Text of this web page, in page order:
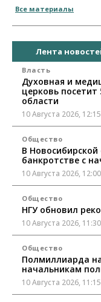
Все материалы
Лента
Власть
Духовная и
церковь посетит
области
10 Августа 2026, 12:15
Общество
В
банкротстве с
10 Августа 2026, 12:00
Общество
НГУ обновил
10 Августа 2026, 11:30
Общество
Полмиллиарда
начальникам
10 Августа 2026, 11:15